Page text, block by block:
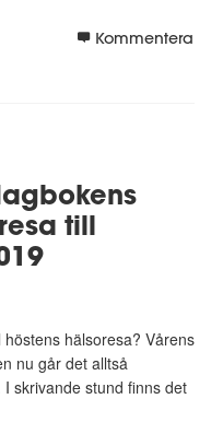
Kommentera
till
hälsoresa? Vårens
nu går det alltså
skrivande stund finns det